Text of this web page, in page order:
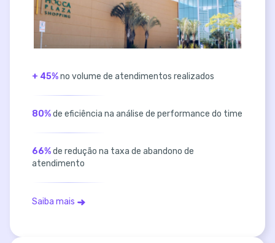
+ 45%no volume de atendimentos realizados
80%de eficiência na análise de performance do time
66%de redução na taxa de abandono de
atendimento
Saiba mais